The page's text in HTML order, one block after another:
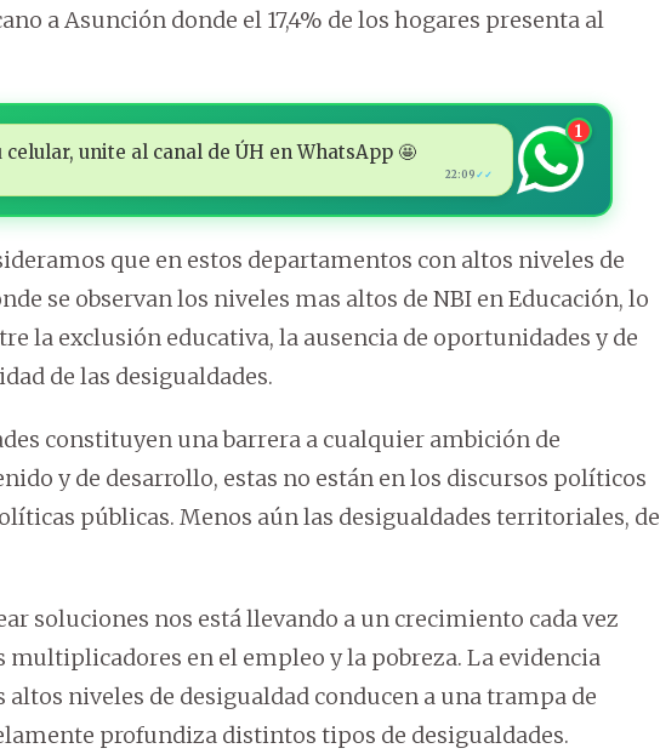
a Asunción donde el 17,4% de los hogares presenta al
unite al canal de ÚH en WhatsApp 🤩
22:09 ✓✓
1
que en estos departamentos con altos niveles de
se observan los niveles mas altos de NBI en Educación, lo
la exclusión educativa, la ausencia de oportunidades y de
de las desigualdades.
constituyen una barrera a cualquier ambición de
y de desarrollo, estas no están en los discursos políticos
públicas. Menos aún las desigualdades territoriales, de
soluciones nos está llevando a un crecimiento cada vez
multiplicadores en el empleo y la pobreza. La evidencia
niveles de desigualdad conducen a una trampa de
profundiza distintos tipos de desigualdades.